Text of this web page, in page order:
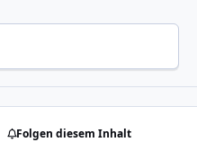
Folgen diesem Inhalt